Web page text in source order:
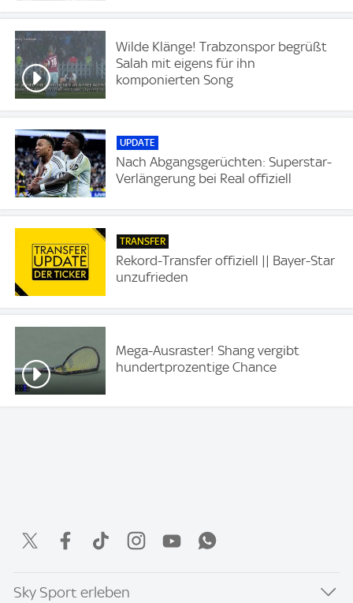
Wilde Klänge! Trabzonspor begrüßt
Salah mit eigens für ihn
komponierten Song
UPDATE
Nach Abgangsgerüchten: Superstar-
Verlängerung bei Real offiziell
TRANSFER
Rekord-Transfer offiziell || Bayer-Star
unzufrieden
Mega-Ausraster! Shang vergibt
hundertprozentige Chance
Sky Sport erleben